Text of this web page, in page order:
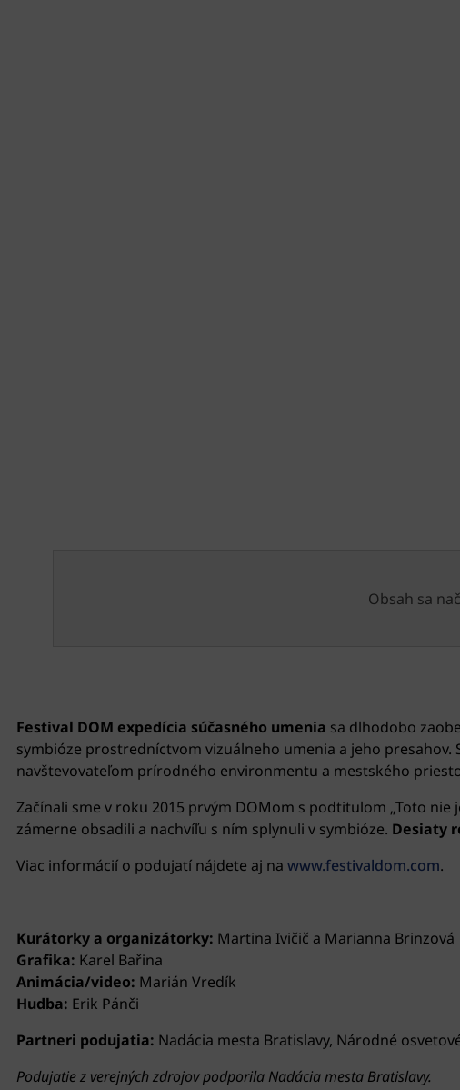
Obsah sa
Festival DOM expedícia súčasného umenia sa dlhodobo
symbióze prostredníctvom vizuálneho umenia a jeho
navštevovateľom prírodného environmentu a mestského
Začínali sme v roku 2015 prvým DOMom s podtitulom „Toto
zámerne obsadili a nachvíľu s ním splynuli v symbióze. Desiaty
Viac informácií o podujatí nájdete aj na www.festivaldom.com.
Kurátorky a organizátorky: Martina Ivičič a Marianna Brinzová
Grafika: Karel Bařina
Animácia/video: Marián Vredík
Hudba: Erik Pánči
Partneri podujatia: Nadácia mesta Bratislavy, Národné
Podujatie z verejných zdrojov podporila Nadácia mesta Bratislavy.